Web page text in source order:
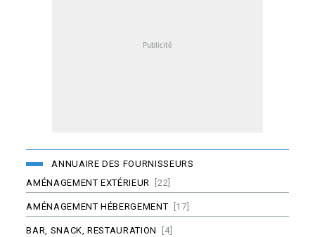
ANNUAIRE DES FOURNISSEURS
AMÉNAGEMENT EXTÉRIEUR [22]
AMÉNAGEMENT HÉBERGEMENT [17]
BAR, SNACK, RESTAURATION [4]